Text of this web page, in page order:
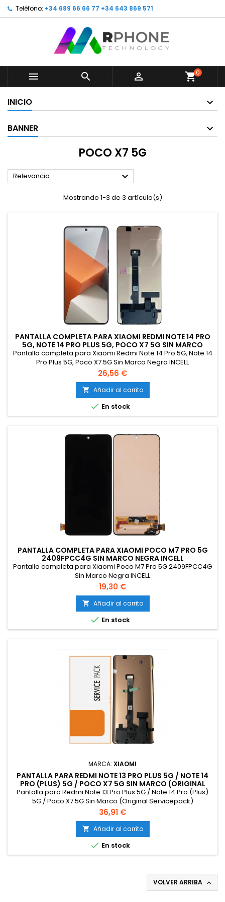
Teléfono: +34 689 66 66 77 +34 643 869 571
   shopping_cart0
INICIO
BANNER
POCO X7 5G
Relevancia 
Mostrando 1-3 de 3 artículo(s)
PANTALLA COMPLETA PARA XIAOMI REDMI NOTE 14 PRO
5G, NOTE 14 PRO PLUS 5G, POCO X7 5G SIN MARCO
NEGRA INCELL
Pantalla completa para Xiaomi Redmi Note 14 Pro 5G, Note 14
Pro Plus 5G, Poco X7 5G Sin Marco Negra INCELL
Precio
26,56 €
 Añadir al carrito
 En stock
PANTALLA COMPLETA PARA XIAOMI POCO M7 PRO 5G
2409FPCC4G SIN MARCO NEGRA INCELL
Pantalla completa para Xiaomi Poco M7 Pro 5G 2409FPCC4G
Sin Marco Negra INCELL
Precio
19,30 €
 Añadir al carrito
 En stock
MARCA: XIAOMI
PANTALLA PARA REDMI NOTE 13 PRO PLUS 5G / NOTE 14
PRO (PLUS) 5G / POCO X7 5G SIN MARCO (ORIGINAL
SERVICEPACK)
Pantalla para Redmi Note 13 Pro Plus 5G / Note 14 Pro (Plus)
5G / Poco X7 5G Sin Marco (Original Servicepack)
Precio
36,91 €
 Añadir al carrito
 En stock
VOLVER ARRIBA 